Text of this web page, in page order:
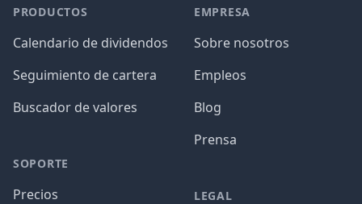
PRODUCTOS
Calendario de dividendos
Seguimiento de cartera
Buscador de valores
SOPORTE
Precios
EMPRESA
Sobre nosotros
Empleos
Blog
Prensa
LEGAL